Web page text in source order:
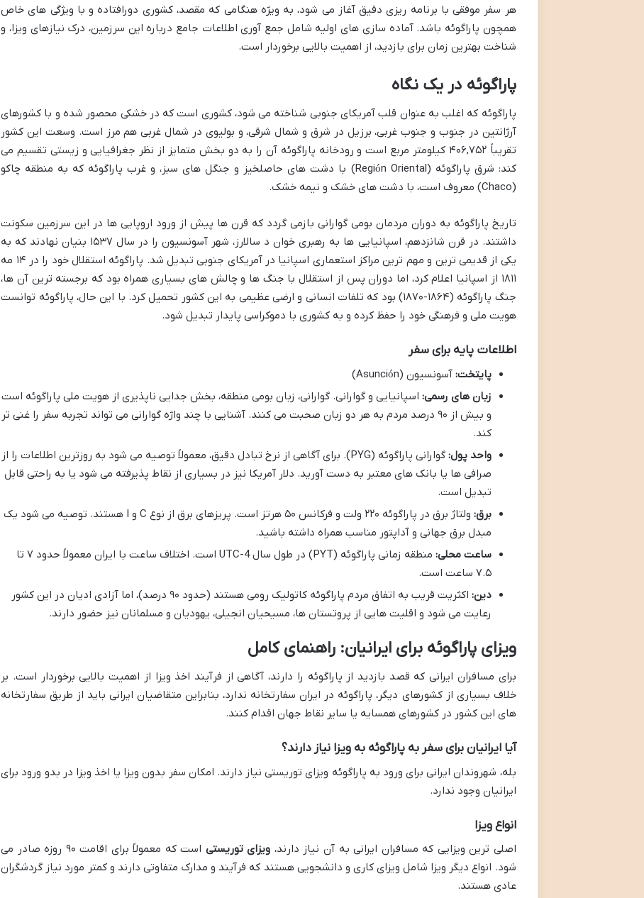
هر سفر موفقی با برنامه ریزی دقیق آغاز می شود، به ویژه هنگامی که مقصد، کشوری دورافتاده و با ویژگی های خاص
همچون پاراگوئه باشد. آماده سازی های اولیه شامل جمع آوری اطلاعات جامع درباره این سرزمین، درک نیازهای ویزا، و
شناخت بهترین زمان برای بازدید، از اهمیت بالایی برخوردار است.
پاراگوئه در یک نگاه
پاراگوئه که اغلب به عنوان قلب آمریکای جنوبی شناخته می شود، کشوری است که در خشکی محصور شده و با کشورهای
آرژانتین در جنوب و جنوب غربی، برزیل در شرق و شمال شرقی، و بولیوی در شمال غربی هم مرز است. وسعت این کشور
تقریباً ۴۰۶,۷۵۲ کیلومتر مربع است و رودخانه پاراگوئه آن را به دو بخش متمایز از نظر جغرافیایی و زیستی تقسیم می
کند: شرق پاراگوئه (Región Oriental) با دشت های حاصلخیز و جنگل های سبز، و غرب پاراگوئه که به منطقه چاکو
(Chaco) معروف است، با دشت های خشک و نیمه خشک.
تاریخ پاراگوئه به دوران مردمان بومی گوارانی بازمی گردد که قرن ها پیش از ورود اروپایی ها در این سرزمین سکونت
داشتند. در قرن شانزدهم، اسپانیایی ها به رهبری خوان د سالارز، شهر آسونسیون را در سال ۱۵۳۷ بنیان نهادند که به
یکی از قدیمی ترین و مهم ترین مراکز استعماری اسپانیا در آمریکای جنوبی تبدیل شد. پاراگوئه استقلال خود را در ۱۴ مه
۱۸۱۱ از اسپانیا اعلام کرد، اما دوران پس از استقلال با جنگ ها و چالش های بسیاری همراه بود که برجسته ترین آن ها،
جنگ پاراگوئه (۱۸۶۴-۱۸۷۰) بود که تلفات انسانی و ارضی عظیمی به این کشور تحمیل کرد. با این حال، پاراگوئه توانست
هویت ملی و فرهنگی خود را حفظ کرده و به کشوری با دموکراسی پایدار تبدیل شود.
اطلاعات پایه برای سفر
پایتخت: آسونسیون (Asunción)
زبان های رسمی: اسپانیایی و گوارانی. گوارانی، زبان بومی منطقه، بخش جدایی ناپذیری از هویت ملی پاراگوئه است
و بیش از ۹۰ درصد مردم به هر دو زبان صحبت می کنند. آشنایی با چند واژه گوارانی می تواند تجربه سفر را غنی تر
کند.
واحد پول:
گوارانی پاراگوئه (PYG). برای آگاهی از نرخ تبادل دقیق، معمولاً توصیه می شود به روزترین اطلاعات را از
صرافی ها یا بانک های معتبر به دست آورید. دلار آمریکا نیز در بسیاری از نقاط پذیرفته می شود یا به راحتی قابل
تبدیل است.
برق:
ولتاژ برق در پاراگوئه ۲۲۰ ولت و فرکانس ۵۰ هرتز است. پریزهای برق از نوع C و I هستند. توصیه می شود یک
مبدل برق جهانی و آداپتور مناسب همراه داشته باشید.
ساعت محلی:
منطقه زمانی پاراگوئه (PYT) در طول سال UTC-4 است. اختلاف ساعت با ایران معمولاً حدود ۷ تا
۷.۵ ساعت است.
دین:
اکثریت قریب به اتفاق مردم پاراگوئه کاتولیک رومی هستند (حدود ۹۰ درصد)، اما آزادی ادیان در این کشور
رعایت می شود و اقلیت هایی از پروتستان ها، مسیحیان انجیلی، یهودیان و مسلمانان نیز حضور دارند.
ویزای پاراگوئه برای ایرانیان: راهنمای کامل
برای مسافران ایرانی که قصد بازدید از پاراگوئه را دارند، آگاهی از فرآیند اخذ ویزا از اهمیت بالایی برخوردار است. بر
خلاف بسیاری از کشورهای دیگر، پاراگوئه در ایران سفارتخانه ندارد، بنابراین متقاضیان ایرانی باید از طریق سفارتخانه
های این کشور در کشورهای همسایه یا سایر نقاط جهان اقدام کنند.
آیا ایرانیان برای سفر به پاراگوئه به ویزا نیاز دارند؟
بله، شهروندان ایرانی برای ورود به پاراگوئه ویزای توریستی نیاز دارند. امکان سفر بدون ویزا یا اخذ ویزا در بدو ورود برای
ایرانیان وجود ندارد.
انواع ویزا
اصلی ترین ویزایی که مسافران ایرانی به آن نیاز دارند، ویزای توریستی
است که معمولاً برای اقامت ۹۰ روزه صادر می
شود. انواع دیگر ویزا شامل ویزای کاری و دانشجویی هستند که فرآیند و مدارک متفاوتی دارند و کمتر مورد نیاز گردشگران
عادی هستند.